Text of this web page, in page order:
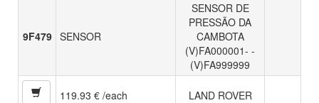
9F479 SENSOR
SENSOR DE
PRESSÃO DA
CAMBOTA
(V)FA000001- -
(V)FA999999
119.93 € /each LAND ROVER